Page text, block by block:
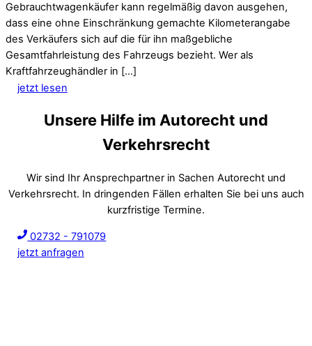
Gebrauchtwagenkäufer kann regelmäßig davon ausgehen,
dass eine ohne Einschränkung gemachte Kilometerangabe
des Verkäufers sich auf die für ihn maßgebliche
Gesamtfahrleistung des Fahrzeugs bezieht. Wer als
Kraftfahrzeughändler in […]
jetzt lesen
Unsere Hilfe im Autorecht und
Verkehrsrecht
Wir sind Ihr Ansprechpartner in Sachen Autorecht und
Verkehrsrecht. In dringenden Fällen erhalten Sie bei uns auch
kurzfristige Termine.
02732 - 791079
jetzt anfragen